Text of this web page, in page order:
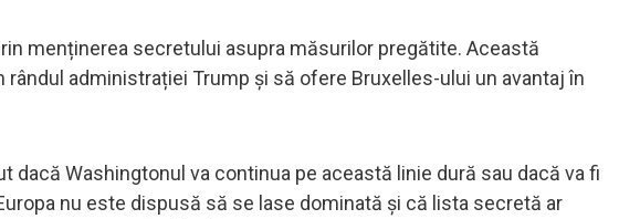
menținerea secretului asupra măsurilor pregătite. Această
administrației Trump și să ofere Bruxelles-ului un avantaj în
Washingtonul va continua pe această linie dură sau dacă va fi
nu este dispusă să se lase dominată și că lista secretă ar